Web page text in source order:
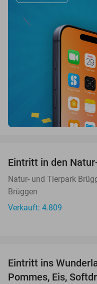
Eintritt in den
Natur- und Tierpark
Brüggen
Verkauft: 4.809
Eintritt ins
Pommes, Eis,